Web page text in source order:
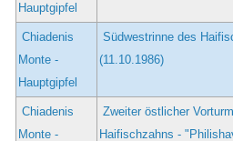
Hauptgipfel
Chiadenis
Monte -
Hauptgipfel
Südwestrinne des
(11.10.1986)
Chiadenis
Monte -
Zweiter östlicher
Haifischzahns -